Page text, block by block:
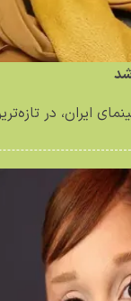
ایران، در